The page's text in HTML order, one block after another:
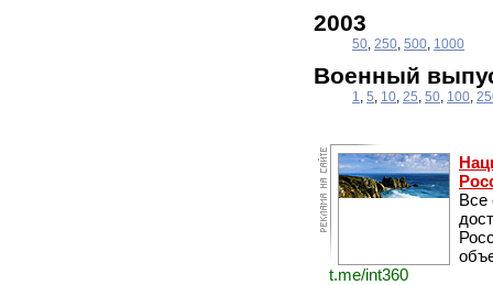
2003
50, 250, 500, 1000
Военный
1, 5, 10, 25, 50, 100,
Все
t.me/int360